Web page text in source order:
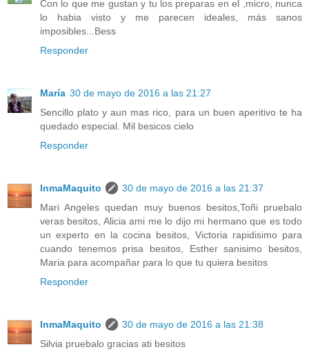
Con lo que me gustan y tu los preparas en el ,micro, nunca
lo habia visto y me parecen ideales, más sanos
imposibles...Bess
Responder
María 30 de mayo de 2016 a las 21:27
Sencillo plato y aun mas rico, para un buen aperitivo te ha
quedado especial. Mil besicos cielo
Responder
InmaMaquito
30 de mayo de 2016 a las 21:37
Mari Angeles quedan muy buenos besitos,Toñi pruebalo
veras besitos, Alicia ami me lo dijo mi hermano que es todo
un experto en la cocina besitos, Victoria rapidisimo para
cuando tenemos prisa besitos, Esther sanisimo besitos,
Maria para acompañar para lo que tu quiera besitos
Responder
InmaMaquito
30 de mayo de 2016 a las 21:38
Silvia pruebalo gracias ati besitos